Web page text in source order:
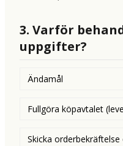
3. Varför
uppgifter?
Ändamål
Fullgöra köpavtalet
Skicka orderbekräftelse